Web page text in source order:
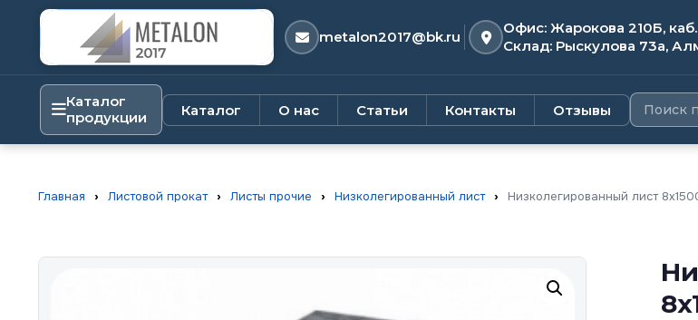
metalon2017@bk.ru
Офис: Жарокова 210Б, каб.
Склад: Рыскулова 73а,
Каталог
продукции
Каталог О нас Статьи Контакты Отзывы
Главная › Листовой прокат › Листы прочие › Низколегированный лист › Низколегированный лист